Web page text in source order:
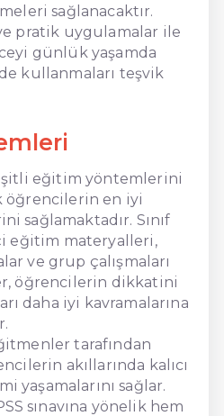
sağlanacaktır.
pratik uygulamalar ile
günlük yaşamda
kullanmaları teşvik
eğitim yöntemlerini
öğrencilerin en iyi
sağlamaktadır. Sınıf
eğitim materyalleri,
ve grup çalışmaları
öğrencilerin dikkatini
daha iyi kavramalarına
tarafından
akıllarında kalıcı
yaşamalarını sağlar.
sınavına yönelik hem